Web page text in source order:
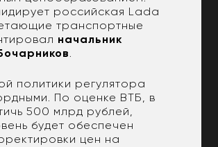
российская Lada
транспортные
начальник
.
политики регулятора
По оценке ВТБ, в
500 млрд рублей,
будет обеспечен
цен на